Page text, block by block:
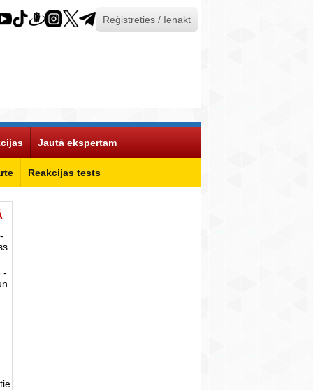
Reģistrēties / Ienākt
Reakcijas tests
Jautā ekspertam
-